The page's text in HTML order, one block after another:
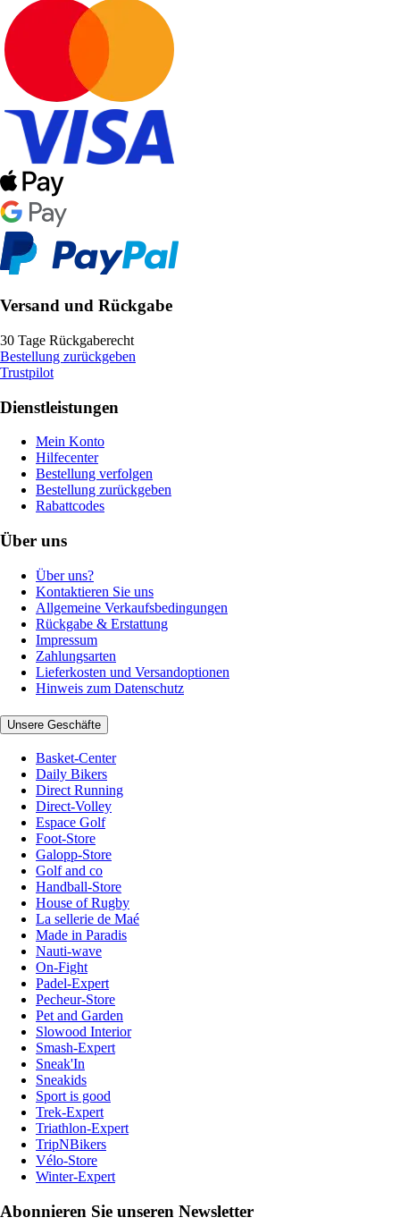
Versand und Rückgabe
30 Tage Rückgaberecht
Bestellung zurückgeben
Trustpilot
Dienstleistungen
Mein Konto
Hilfecenter
Bestellung verfolgen
Bestellung zurückgeben
Rabattcodes
Über uns
Über uns?
Kontaktieren Sie uns
Allgemeine Verkaufsbedingungen
Rückgabe & Erstattung
Impressum
Zahlungsarten
Lieferkosten und Versandoptionen
Hinweis zum Datenschutz
Unsere Geschäfte
Basket-Center
Daily Bikers
Direct Running
Direct-Volley
Espace Golf
Foot-Store
Galopp-Store
Golf and co
Handball-Store
House of Rugby
La sellerie de Maé
Made in Paradis
Nauti-wave
On-Fight
Padel-Expert
Pecheur-Store
Pet and Garden
Slowood Interior
Smash-Expert
Sneak'In
Sneakids
Sport is good
Trek-Expert
Triathlon-Expert
TripNBikers
Vélo-Store
Winter-Expert
Abonnieren Sie unseren Newsletter